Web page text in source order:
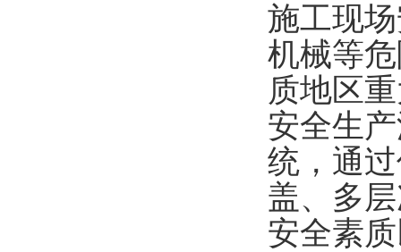
施工现
机械等
质地区
安全生
统，通
盖、多
安全素